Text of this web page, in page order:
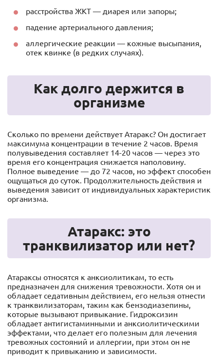
расстройства ЖКТ — диарея или запоры;
падение артериального давления;
аллергические реакции — кожные высыпания,
отек квинке (в редких случаях).
Как долго держится в
организме
Сколько по времени действует Атаракс? Он достигает
максимума концентрации в течение 2 часов. Время
полувыведения составляет 14-20 часов — через это
время его концентрация снижается наполовину.
Полное выведение — до 72 часов, но эффект способен
ощущаться до суток. Продолжительность действия и
выведения зависит от индивидуальных характеристик
организма.
Атаракс: это
транквилизатор или нет?
Атараксы относятся к анксиолитикам, то есть
предназначен для снижения тревожности. Хотя он и
обладает седативным действием, его нельзя отнести
к транквилизаторам, таким как бензодиазепины,
которые вызывают привыкание. Гидроксизин
обладает антигистаминными и анксиолитическими
эффектами, что делает его полезным для лечения
тревожных состояний и аллергии, при этом он не
приводит к привыканию и зависимости.